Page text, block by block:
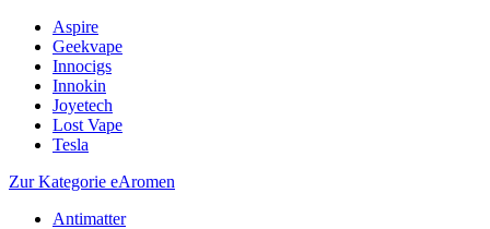
Aspire
Geekvape
Innocigs
Innokin
Joyetech
Lost Vape
Tesla
Zur Kategorie eAromen
Antimatter